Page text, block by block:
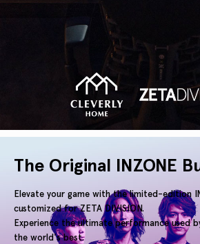
The Original INZONE
Elevate your game with the limited-edition
customized for ZETA DIVISION.
Experience the ultimate performance used
the world's best.